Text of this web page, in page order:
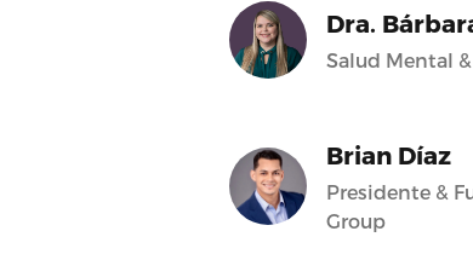
Dra.
Salud Mental
Brian Díaz
Presidente &
Group